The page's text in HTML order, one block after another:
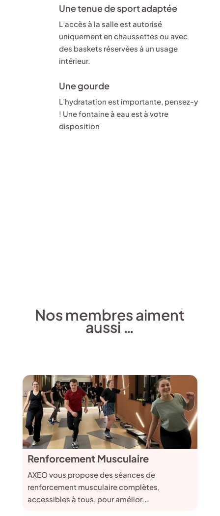
Une tenue de sport adaptée
L’accès à la salle est autorisé
uniquement en chaussettes ou avec
des baskets réservées à un usage
intérieur.
Une gourde
L’hydratation est importante, pensez-y
! Une fontaine à eau est à votre
disposition
Nos membres aiment
aussi …
Renforcement Musculaire
AXEO vous propose des séances de
renforcement musculaire complètes,
accessibles à tous, pour amélior...